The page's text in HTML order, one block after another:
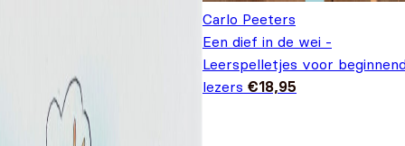
Carlo Peeters
Een dief in de wei -
Leerspelletjes voor
lezers €18,95